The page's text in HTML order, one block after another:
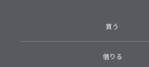
買う
借りる